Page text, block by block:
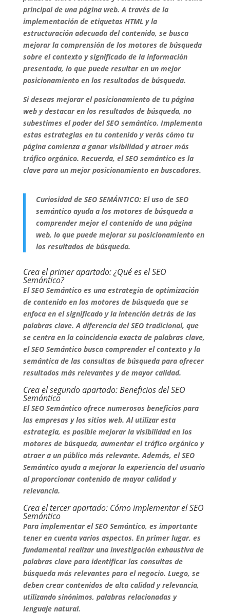
principal de una página web. A través de la
implementación de etiquetas HTML y la
estructuración adecuada del contenido, se busca
mejorar la comprensión de los motores de búsqueda
sobre el contexto y significado de la información
presentada, lo que puede resultar en un mejor
posicionamiento en los resultados de búsqueda.
Si deseas mejorar el posicionamiento de tu página
web y destacar en los resultados de búsqueda, no
subestimes el poder del SEO semántico. Implementa
estas estrategias en tu contenido y verás cómo tu
página comienza a ganar visibilidad y atraer más
tráfico orgánico. Recuerda, el SEO semántico es la
clave para un mejor posicionamiento en buscadores.
Curiosidad de SEO SEMÁNTICO:El uso de SEO
semántico ayuda a los motores de búsqueda a
comprender mejor el contenido de una página
web, lo que puede mejorar su posicionamiento en
los resultados de búsqueda.
Crea el primer apartado: ¿Qué es el SEO
Semántico?
El SEO Semántico es una estrategia de optimización
de contenido en los motores de búsqueda que se
enfoca en el significado y la intención detrás de las
palabras clave. A diferencia del SEO tradicional, que
se centra en la coincidencia exacta de palabras clave,
el SEO Semántico busca comprender el contexto y la
semántica de las consultas de búsqueda para ofrecer
resultados más relevantes y de mayor calidad.
Crea el segundo apartado: Beneficios del SEO
Semántico
El SEO Semántico ofrece numerosos beneficios para
las empresas y los sitios web. Al utilizar esta
estrategia, es posible mejorar la visibilidad en los
motores de búsqueda, aumentar el tráfico orgánico y
atraer a un público más relevante. Además, el SEO
Semántico ayuda a mejorar la experiencia del usuario
al proporcionar contenido de mayor calidad y
relevancia.
Crea el tercer apartado: Cómo implementar el SEO
Semántico
Para implementar el SEO Semántico, es importante
tener en cuenta varios aspectos. En primer lugar, es
fundamental realizar una investigación exhaustiva de
palabras clave para identificar las consultas de
búsqueda más relevantes para el negocio. Luego, se
deben crear contenidos de alta calidad y relevancia,
utilizando sinónimos, palabras relacionadas y
lenguaje natural.